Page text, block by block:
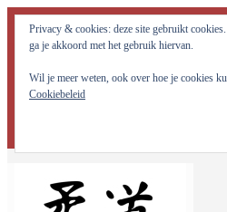
Judo Ryu Ichidai Nijmegen - Alle
optimaal tot ontwikkeling brengen!
Privacy & cookies: deze site gebruikt
ga je akkoord met het gebruik hiervan.
Wil je meer weten, ook over hoe je cookies
Cookiebeleid